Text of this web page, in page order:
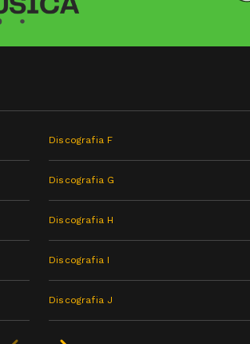
Discografia F
Discografia G
Discografia H
Discografia I
Discografia J